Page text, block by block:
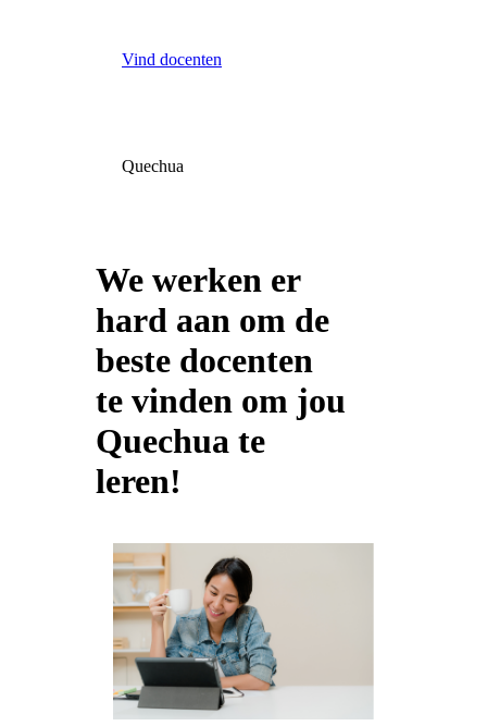
Vind docenten
Quechua
We werken er
hard aan om de
beste docenten
te vinden om jou
Quechua te
leren!